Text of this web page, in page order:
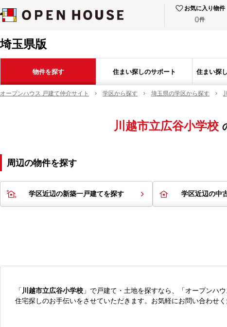
お気に入り物件
0件
埼玉県版
物件を探す 住まい探しのサポート 住まい探
オープンハウス 戸建て仲介サイト 学区から探す 埼玉県の学区から探す
川越市立広谷小学校
周辺の物件を探す
学区近辺の新築一戸建てを探す 学区近辺の中
「 川越市立広谷小学校 」で戸建て・土地を探すなら、「オープンハ
住宅探しのお手伝いをさせていただきます。お気軽にお問い合わせく